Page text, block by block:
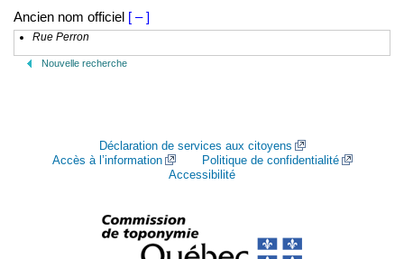
Ancien nom officiel [ – ]
Rue Perron
Nouvelle recherche
Déclaration de services aux citoyens
Accès à l’information
Politique de confidentialité
Accessibilité